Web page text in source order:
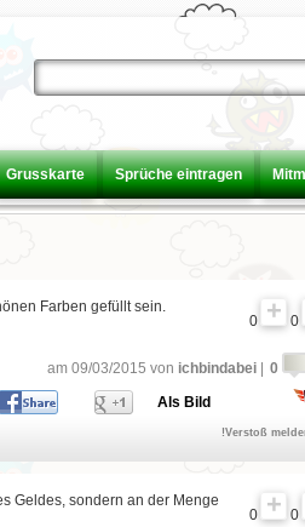
Grusskarte Sprüche eintragen
0 0
Farben gefüllt sein.
am 09/03/2015 von ichbindabei
0
Als Bild
!Verstoß
0 0
Geldes, sondern an der Menge